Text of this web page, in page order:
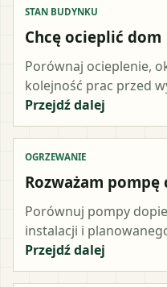
STAN BUDYNKU
Chcę ocieplić dom
Porównaj ocieplenie,
kolejność prac przed
Przejdź dalej
OGRZEWANIE
Rozważam pompę
Porównuj pompy
instalacji i
Przejdź dalej